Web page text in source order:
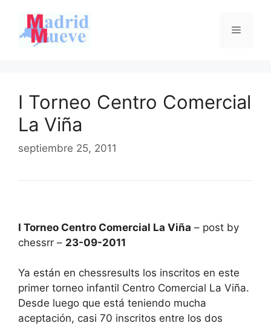
contenido
Menú
I Torneo Centro Comercial
La Viña
septiembre 25, 2011
I Torneo Centro Comercial La Viña – post by
chessrr – 23-09-2011
Ya están en chessresults los inscritos en este
primer torneo infantil Centro Comercial La Viña.
Desde luego que está teniendo mucha
aceptación, casi 70 inscritos entre los dos